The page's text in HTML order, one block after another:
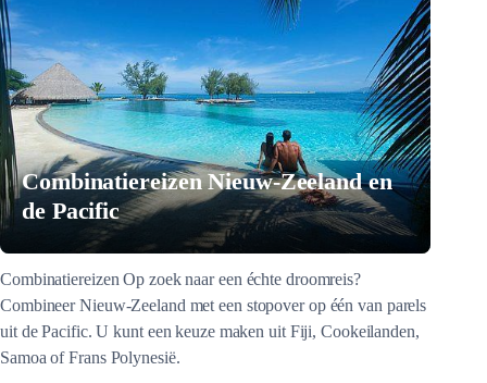
Combinatiereizen Nieuw-Zeeland en
de Pacific
Combinatiereizen Op zoek naar een échte droomreis?
Combineer Nieuw-Zeeland met een stopover op één van parels
uit de Pacific. U kunt een keuze maken uit Fiji, Cookeilanden,
Samoa of Frans Polynesië.